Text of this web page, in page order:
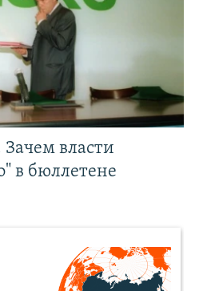
власти
в бюллетене